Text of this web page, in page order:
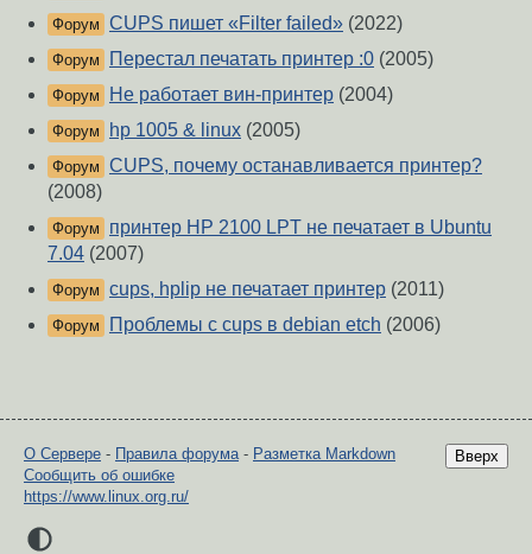
Форум CUPS пишет «Filter failed» (2022)
Форум Перестал печатать принтер :0 (2005)
Форум Не работает вин-принтер (2004)
Форум hp 1005 & linux (2005)
Форум CUPS, почему останавливается принтер?
(2008)
Форум
принтер HP 2100 LPT не печатает в Ubuntu
7.04 (2007)
Форум cups, hplip не печатает принтер (2011)
Форум Проблемы с cups в debian etch (2006)
Вверх
О Сервере - Правила форума- Разметка Markdown
Сообщить об ошибке
https://www.linux.org.ru/